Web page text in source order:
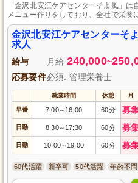
「金沢北安江ケアセンターそよ風」
メニュー作りをしており、全社で栄養
ランプリも開催しています。
金沢北安江ケアセンターそ
求人
給与 月給 240,000~
応募要件必須: 管理栄養士
就業時間 休憩 月
早番 7:00～ 16:00 60分 募
日勤 8:30～ 17:30 60分 募
日勤 10:00～ 19:00 60分 募
60代活躍 新卒可 50代活躍 年齢不問